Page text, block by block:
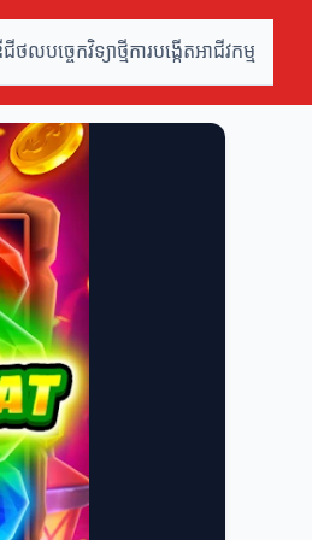
ជីថលបច្ចេកវិទ្យាថ្មីការបង្កើតអាជីវកម្ម